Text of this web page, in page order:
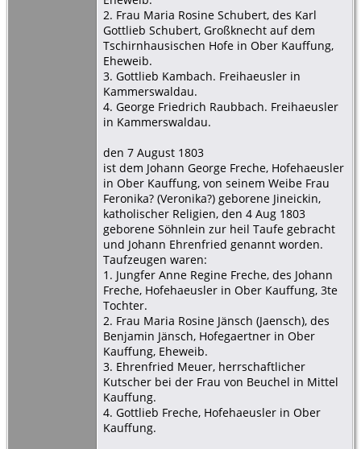
2. Frau Maria Rosine Schubert, des Karl
Gottlieb Schubert, Großknecht auf dem
Tschirnhausischen Hofe in Ober Kauffung,
Eheweib.
3. Gottlieb Kambach. Freihaeusler in
Kammerswaldau.
4. George Friedrich Raubbach. Freihaeusler
in Kammerswaldau.
den 7 August 1803
ist dem Johann George Freche, Hofehaeusler
in Ober Kauffung, von seinem Weibe Frau
Feronika? (Veronika?) geborene Jineickin,
katholischer Religien, den 4 Aug 1803
geborene Söhnlein zur heil Taufe gebracht
und Johann Ehrenfried genannt worden.
Taufzeugen waren:
1. Jungfer Anne Regine Freche, des Johann
Freche, Hofehaeusler in Ober Kauffung, 3te
Tochter.
2. Frau Maria Rosine Jänsch (Jaensch), des
Benjamin Jänsch, Hofegaertner in Ober
Kauffung, Eheweib.
3. Ehrenfried Meuer, herrschaftlicher
Kutscher bei der Frau von Beuchel in Mittel
Kauffung.
4. Gottlieb Freche, Hofehaeusler in Ober
Kauffung.